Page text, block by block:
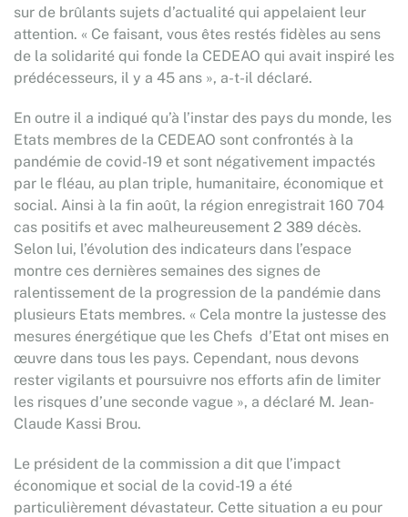
sur de brûlants sujets d’actualité qui appelaient leur
attention. « Ce faisant, vous êtes restés fidèles au sens
de la solidarité qui fonde la CEDEAO qui avait inspiré les
prédécesseurs, il y a 45 ans », a-t-il déclaré.
En outre il a indiqué qu’à l’instar des pays du monde, les
Etats membres de la CEDEAO sont confrontés à la
pandémie de covid-19 et sont négativement impactés
par le fléau, au plan triple, humanitaire, économique et
social. Ainsi à la fin août, la région enregistrait 160 704
cas positifs et avec malheureusement 2 389 décès.
Selon lui, l’évolution des indicateurs dans l’espace
montre ces dernières semaines des signes de
ralentissement de la progression de la pandémie dans
plusieurs Etats membres. « Cela montre la justesse des
mesures énergétique que les Chefs d’Etat ont mises en
œuvre dans tous les pays. Cependant, nous devons
rester vigilants et poursuivre nos efforts afin de limiter
les risques d’une seconde vague », a déclaré M. Jean-
Claude Kassi Brou.
Le président de la commission a dit que l’impact
économique et social de la covid-19 a été
particulièrement dévastateur. Cette situation a eu pour